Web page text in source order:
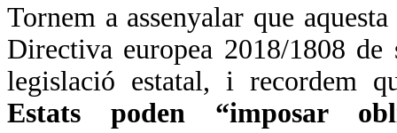
Tornem a assenyalar que
Directiva europea 2018/1808
legislació estatal, i recordem
Estats poden “imposar